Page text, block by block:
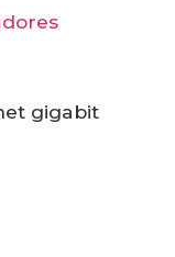
gigabit